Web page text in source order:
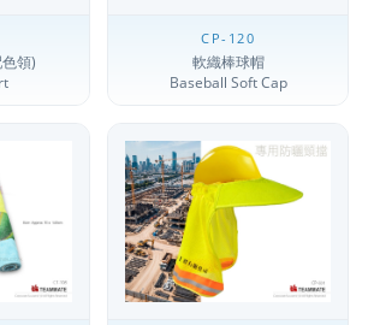
領)
CP-120
軟織棒球帽
Baseball Soft Cap